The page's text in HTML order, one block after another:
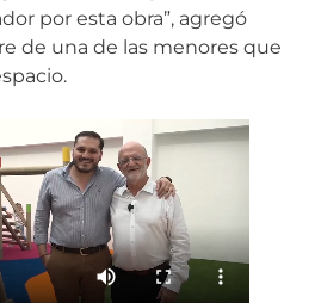
por esta obra”, agregó
de una de las menores que